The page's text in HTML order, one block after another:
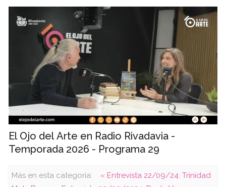
El Ojo del Arte en Radio Rivadavia -
Temporada 2026 - Programa 29
Más en esta categoría:
« Entrevista 22/09/24: Trinidad